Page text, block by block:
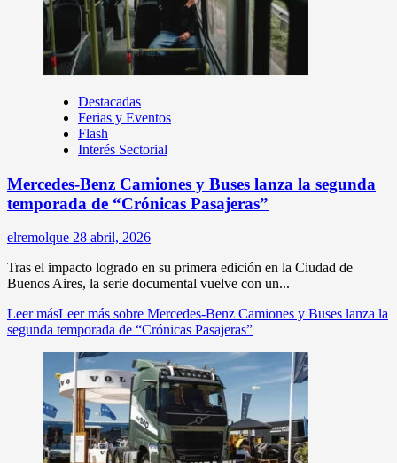
Destacadas
Ferias y Eventos
Flash
Interés Sectorial
Mercedes-Benz Camiones y Buses lanza la segunda
temporada de “Crónicas Pasajeras”
elremolque 28 abril, 2026
Tras el impacto logrado en su primera edición en la Ciudad de
Buenos Aires, la serie documental vuelve con un...
Leer másLeer más sobre Mercedes-Benz Camiones y Buses lanza la
segunda temporada de “Crónicas Pasajeras”